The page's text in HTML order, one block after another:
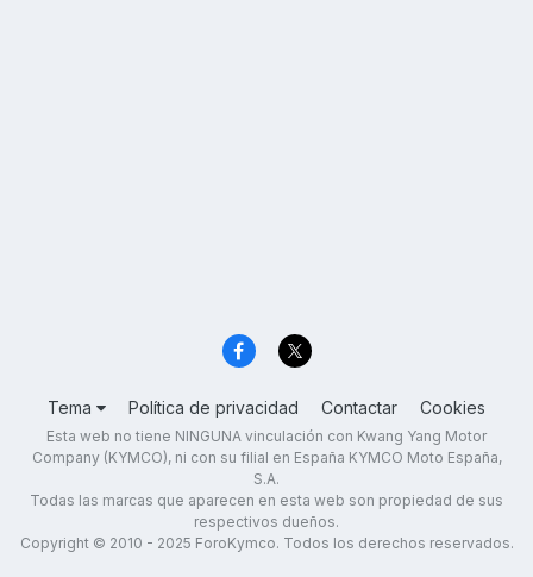
Tema Política de privacidad Contactar Cookies
Esta web no tiene NINGUNA vinculación con Kwang Yang Motor
Company (KYMCO), ni con su filial en España KYMCO Moto España,
S.A.
Todas las marcas que aparecen en esta web son propiedad de sus
respectivos dueños.
Copyright © 2010 - 2025 ForoKymco. Todos los derechos reservados.